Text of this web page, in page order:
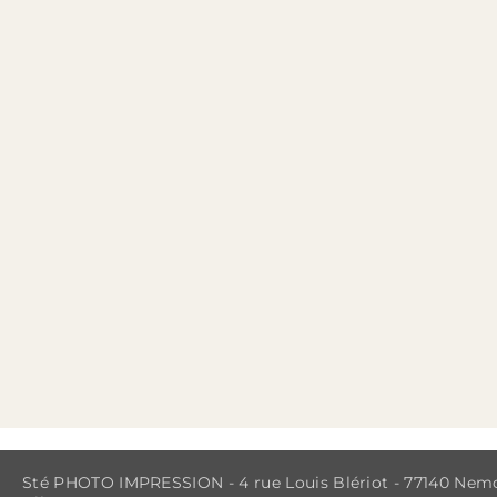
Sté PHOTO IMPRESSION - 4 rue Louis Blériot - 77140